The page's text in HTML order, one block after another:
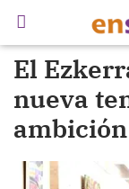
El
nueva